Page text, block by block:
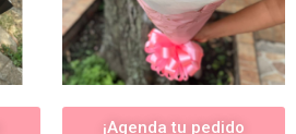
¡Agenda tu pedido